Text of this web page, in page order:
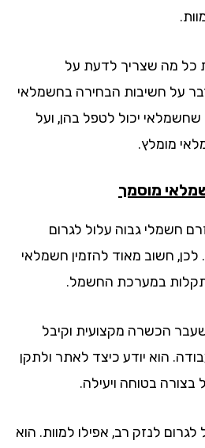
שצריך לדעת על
חשיבות הבחירה בחשמלאי
יכול לטפל בהן, ועל
מוסמך
גבוה עלול לגרום
חשוב מאוד להזמין חשמלאי
במערכת החשמל.
מקצועית וקיבל
יודע כיצד לאתר ולתקן
בטוחה ויעילה.
לנזק רב, אפילו למוות. הוא